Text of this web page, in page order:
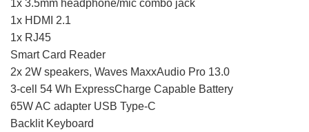
1x 3.5mm headphone/mic combo jack
1x HDMI 2.1
1x RJ45
Smart Card Reader
2x 2W speakers, Waves MaxxAudio Pro 13.0
3-cell 54 Wh ExpressCharge Capable Battery
65W AC adapter USB Type-C
Backlit Keyboard